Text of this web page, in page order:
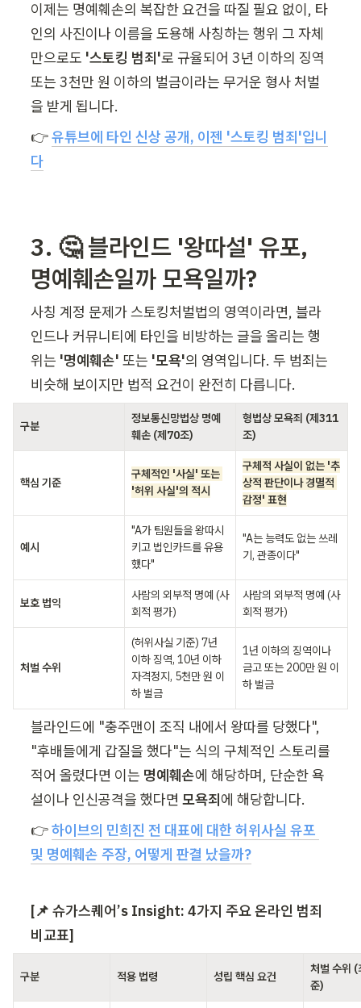
이제는 명예훼손의 복잡한 요건을 따질 필요 없이, 타
인의 사진이나 이름을 도용해 사칭하는 행위 그 자체
만으로도 '스토킹 범죄'로 규율되어 3년 이하의 징역
또는 3천만 원 이하의 벌금이라는 무거운 형사 처벌
을 받게 됩니다.
👉 유튜브에 타인 신상 공개, 이젠 '스토킹 범죄'입니
다
3. 🤔 블라인드 '왕따설' 유포,
명예훼손일까 모욕일까?
사칭 계정 문제가 스토킹처벌법의 영역이라면, 블라
인드나 커뮤니티에 타인을 비방하는 글을 올리는 행
위는 '명예훼손' 또는 '모욕'의 영역입니다. 두 범죄는
비슷해 보이지만 법적 요건이 완전히 다릅니다.
구분
정보통신망법상 명예
훼손 (제70조)
형법상 모욕죄 (제311
조)
핵심 기준
구체적인 '사실' 또는
'허위 사실'의 적시
구체적 사실이 없는 '추
상적 판단이나 경멸적
감정' 표현
예시
"A가 팀원들을 왕따시
키고 법인카드를 유용
했다"
"A는 능력도 없는 쓰레
기, 관종이다"
보호 법익
사람의 외부적 명예 (사
회적 평가)
사람의 외부적 명예 (사
회적 평가)
처벌 수위
(허위사실 기준) 7년
이하 징역, 10년 이하
자격정지, 5천만 원 이
하 벌금
1년 이하의 징역이나
금고 또는 200만 원 이
하 벌금
블라인드에 "충주맨이 조직 내에서 왕따를 당했다",
"후배들에게 갑질을 했다"는 식의 구체적인 스토리를
적어 올렸다면 이는 명예훼손에 해당하며, 단순한 욕
설이나 인신공격을 했다면 모욕죄에 해당합니다.
👉 하이브의 민희진 전 대표에 대한 허위사실 유포
및 명예훼손 주장, 어떻게 판결 났을까?
[📌 슈가스퀘어’s Insight: 4가지 주요 온라인 범죄
비교표]
구분 적용 법령 성립 핵심 요건
처벌 수위 (
준)